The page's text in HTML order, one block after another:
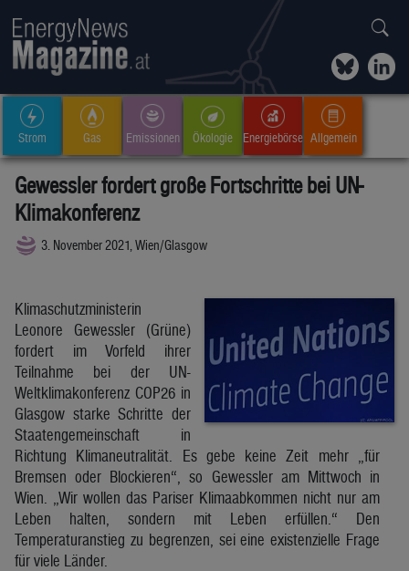
Strom Gas Emissionen Ökologie Energiebörse Allgemein
Gewessler fordert große Fortschritte bei UN-
Klimakonferenz
3. November 2021, Wien/Glasgow
Klimaschutzministerin
Leonore Gewessler (Grüne)
fordert im Vorfeld ihrer
Teilnahme bei der UN-
Weltklimakonferenz COP26 in
Glasgow starke Schritte der
Staatengemeinschaft in
Richtung Klimaneutralität. Es gebe keine Zeit mehr „für
Bremsen oder Blockieren“, so Gewessler am Mittwoch in
Wien. „Wir wollen das Pariser Klimaabkommen nicht nur am
Leben halten, sondern mit Leben erfüllen.“ Den
Temperaturanstieg zu begrenzen, sei eine existenzielle Frage
für viele Länder.